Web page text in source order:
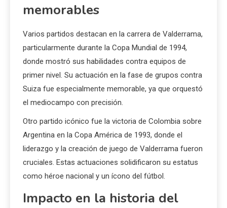
memorables
Varios partidos destacan en la carrera de Valderrama,
particularmente durante la Copa Mundial de 1994,
donde mostró sus habilidades contra equipos de
primer nivel. Su actuación en la fase de grupos contra
Suiza fue especialmente memorable, ya que orquestó
el mediocampo con precisión.
Otro partido icónico fue la victoria de Colombia sobre
Argentina en la Copa América de 1993, donde el
liderazgo y la creación de juego de Valderrama fueron
cruciales. Estas actuaciones solidificaron su estatus
como héroe nacional y un ícono del fútbol.
Impacto en la historia del